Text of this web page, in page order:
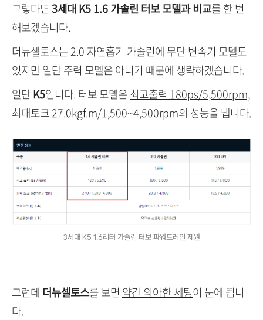
그렇다면 3세대 K5 1.6 가솔린 터보 모델과 비교를 한 번
해보겠습니다.
더뉴셀토스는 2.0 자연흡기 가솔린에 무단 변속기 모델도
있지만 일단 주력 모델은 아니기 때문에 생략하겠습니다.
일단K5입니다. 터보 모델은최고출력 180ps/5,500rpm,
최대토크 27.0kgf.m/1,500~4,500rpm의 성능을 냅니다.
3세대 K5 1.6리터 가솔린 터보 파워트레인 제원
그런데 더뉴셀토스를 보면 약간 의아한 세팅이 눈에 띕니
다.